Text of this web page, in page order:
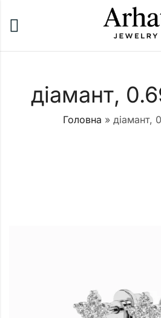
діамант,
Головна » діамант,